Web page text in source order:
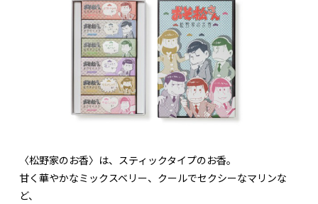
〈松野家のお香〉は、スティックタイプのお香。
甘く華やかなミックスベリー、クールでセクシーなマリンな
ど、